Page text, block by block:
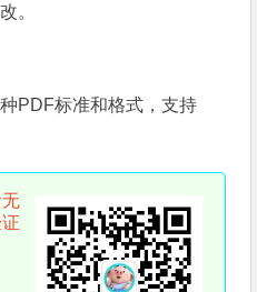
。
PDF标准和格式，支持